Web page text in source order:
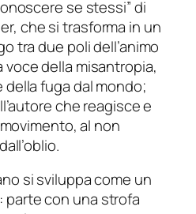
se stessi”di
che si trasforma in un
tra due poli dell’animo
voce della misantropia,
fuga dal mondo;
che reagisce e
al non
si sviluppa come un
con una strofa